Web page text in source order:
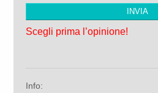
Scegli prima l’opinione!
Info: